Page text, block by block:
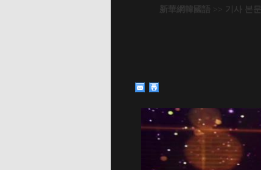
新華網韓國語 >> 기사 본문